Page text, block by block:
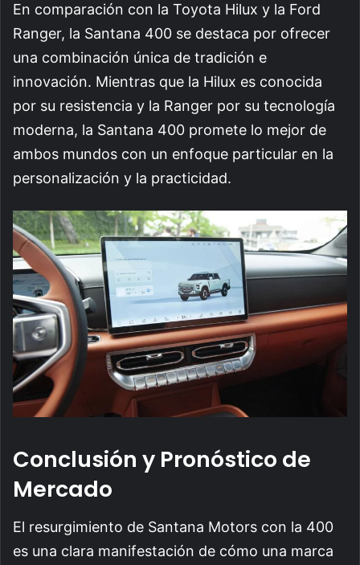
En comparación con la Toyota Hilux y la Ford
Ranger, la Santana 400 se destaca por ofrecer
una combinación única de tradición e
innovación. Mientras que la Hilux es conocida
por su resistencia y la Ranger por su tecnología
moderna, la Santana 400 promete lo mejor de
ambos mundos con un enfoque particular en la
personalización y la practicidad.
Conclusión y Pronóstico de
Mercado
El resurgimiento de Santana Motors con la 400
es una clara manifestación de cómo una marca